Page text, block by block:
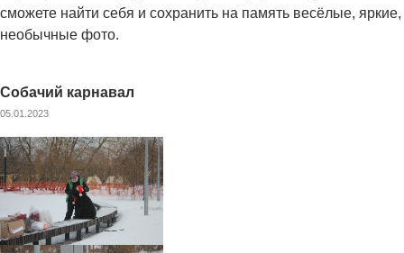
сможете найти себя и сохранить на память весёлые, яркие,
необычные фото.
Собачий карнавал
05.01.2023